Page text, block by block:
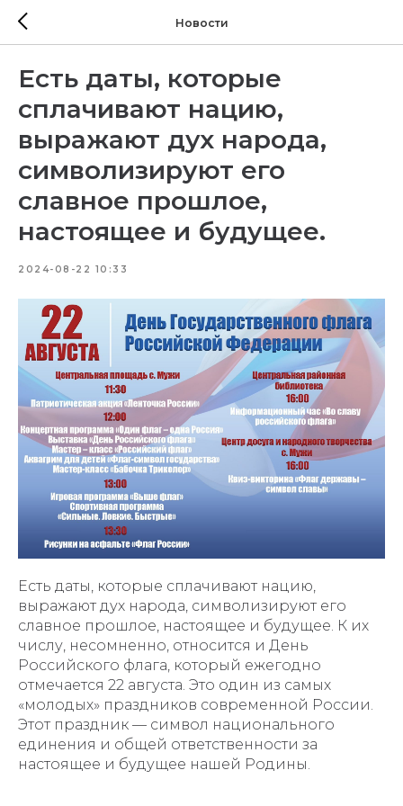
Новости
Есть даты, которые
сплачивают нацию,
выражают дух народа,
символизируют его
славное прошлое,
настоящее и будущее.
2024-08-22 10:33
Есть даты, которые сплачивают нацию,
выражают дух народа, символизируют его
славное прошлое, настоящее и будущее. К их
числу, несомненно, относится и День
Российского флага, который ежегодно
отмечается 22 августа. Это один из самых
«молодых» праздников современной России.
Этот праздник — символ национального
единения и общей ответственности за
настоящее и будущее нашей Родины.